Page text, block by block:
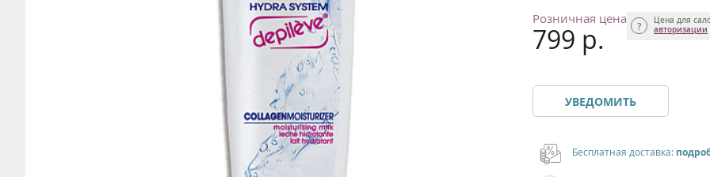
Розничная цена
799 р.
Цена для
авторизации
УВЕДОМИТЬ
Бесплатная доставка: